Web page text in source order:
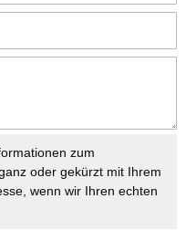
zum
oder gekürzt mit Ihrem
wenn wir Ihren echten